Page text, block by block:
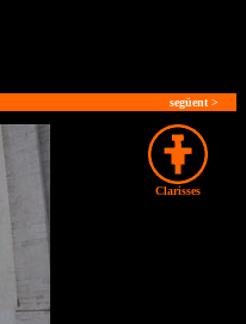
següent >
Clarisses